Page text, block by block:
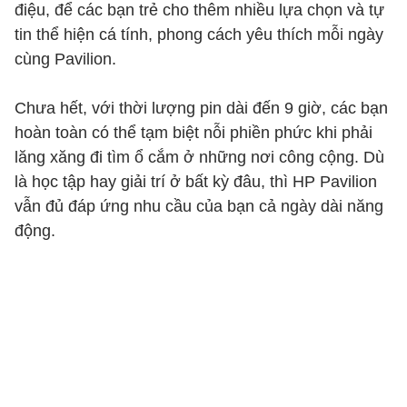
điệu, để các bạn trẻ cho thêm nhiều lựa chọn và tự
tin thể hiện cá tính, phong cách yêu thích mỗi ngày
cùng Pavilion.
Chưa hết, với thời lượng pin dài đến 9 giờ, các bạn
hoàn toàn có thể tạm biệt nỗi phiền phức khi phải
lăng xăng đi tìm ổ cắm ở những nơi công cộng. Dù
là học tập hay giải trí ở bất kỳ đâu, thì HP Pavilion
vẫn đủ đáp ứng nhu cầu của bạn cả ngày dài năng
động.